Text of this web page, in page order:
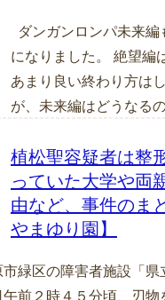
ダンガンロンパ未来編
になりました。 絶望編
あまり良い終わり方は
が、未来編はどうなる
植松聖容疑者は整
っていた大学や両
由など、事件のま
やまゆり園】
緑区の障害者施設「県
午前２時４５分頃、刃物